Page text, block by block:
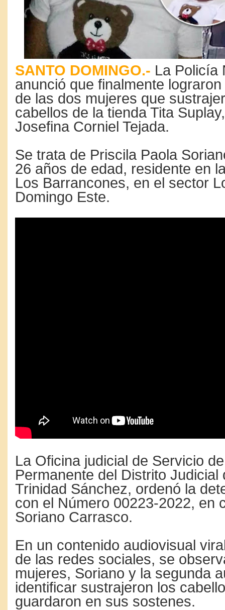
SANTO DOMINGO.- La Policía
anunció que finalmente
de las dos mujeres que
cabellos de la tienda Tita
Josefina Corniel Tejada.
Se trata de Priscila Paola
26 años de edad, residente en
Los Barrancones, en el sector
Domingo Este.
La Oficina judicial de Servicio
Permanente del Distrito Judicial
Trinidad Sánchez, ordenó la
con el Número 00223-2022, en
Soriano Carrasco.
En un contenido audiovisual
de las redes sociales, se
mujeres, Soriano y la segunda
identificar sustrajeron los
guardaron en sus sostenes.